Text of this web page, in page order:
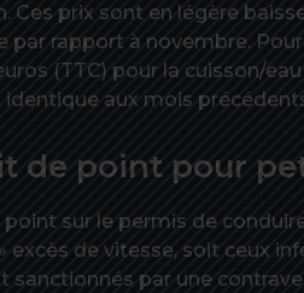
Ces prix sont en légère
par rapport à novembre.
(TTC) pour la cuisson/
identique aux mois
de point pour
point sur le permis de
excès de vitesse, soit ceux
sanctionnés par une